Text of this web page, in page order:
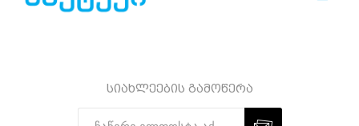
სიახლეების გამოწერა